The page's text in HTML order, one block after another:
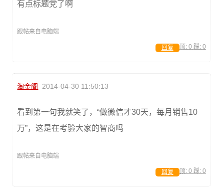
有点标题党了啊
跟帖来自电脑端
顶: 0 踩: 0
回复
淘金阁 2014-04-30 11:50:13
看到第一句我就笑了，“做微信才30天，每月销售10
万”，这是在考验大家的智商吗
跟帖来自电脑端
顶: 0 踩: 0
回复